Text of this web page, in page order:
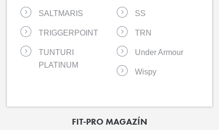
SALTMARIS SS
TRIGGERPOINT TRN
TUNTURI
PLATINUM
Under Armour
Wispy
FIT-PRO MAGAZÍN